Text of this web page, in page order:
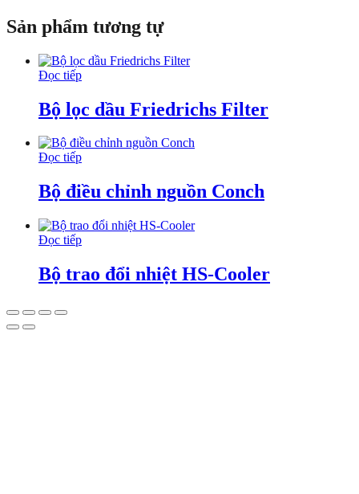
Sản phẩm tương tự
Đọc tiếp
Bộ lọc dầu Friedrichs Filter
Đọc tiếp
Bộ điều chỉnh nguồn Conch
Đọc tiếp
Bộ trao đổi nhiệt HS-Cooler